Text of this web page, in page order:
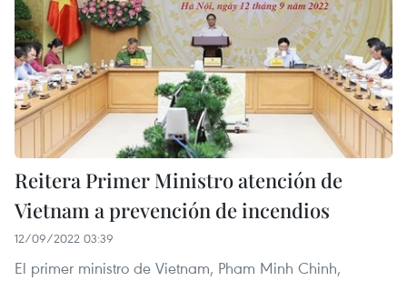
Reitera Primer Ministro atención de
Vietnam a prevención de incendios
12/09/2022 03:39
El primer ministro de Vietnam, Pham Minh Chinh,